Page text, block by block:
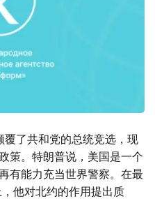
了共和党的总统竞选，现
策。特朗普说，美国是一个
有能力充当世界警察。在最
他对北约的作用提出质